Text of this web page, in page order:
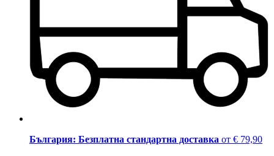
България: Безплатна стандартна доставка от € 79,90